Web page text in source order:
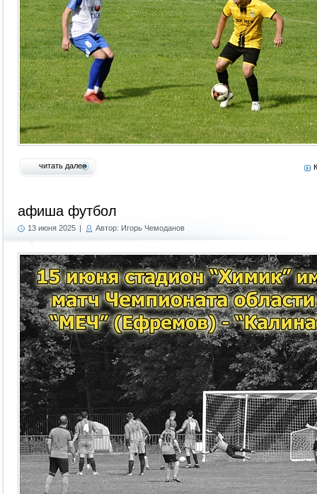
читать далее
афиша футбол
13 июня 2025 | Автор: Игорь Чемоданов